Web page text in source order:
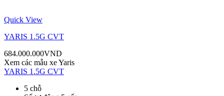
Quick View
YARIS 1.5G CVT
684.000.000VND
Xem các mẫu xeYaris
YARIS 1.5G CVT
5 chỗ